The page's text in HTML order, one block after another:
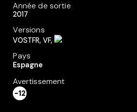
Année de sortie
2017
Versions
VOSTFR, VF,
Pays
Espagne
Avertissement
-12